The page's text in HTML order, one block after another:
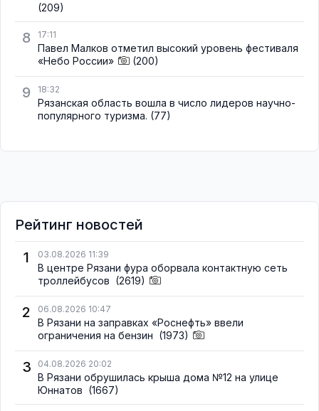
(209)
8 17:11
Павел Малков отметил высокий уровень фестиваля
«Небо России»
(200)
9 18:32
Рязанская область вошла в число лидеров научно-
популярного туризма. (77)
Рейтинг новостей
1
03.08.2026 11:39
В центре Рязани фура оборвала контактную сеть
троллейбусов (2619)
2 06.08.2026 10:47
В Рязани на заправках «Роснефть» ввели
ограничения на бензин (1973)
3 04.08.2026 20:02
В Рязани обрушилась крыша дома №12 на улице
Юннатов (1667)